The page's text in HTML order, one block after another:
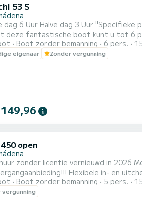
53 S
"Specifieke prijzen aan het einde" Geniet van de hoogste Italiaanse kwaliteit op onze Trimarchi
deze fantastische boot kunt u tot 6
een prachtige dag op zee: -Dieptemeter/GPS -Bluetooth-radio (320w) -Oplaadpunt voor mobiel -
voor -Zonnedek achter -
Boot zonder bemanning 6 pers.
eigenaar Zonder vergunning
open
zonder licentie vernieuwd in 2026
Flexibele in- en
die u wilt huren. Nieuwe boot met
kust van Malaga, ontdek de stranden
Boot zonder bemanning 5 pers.
vergunning